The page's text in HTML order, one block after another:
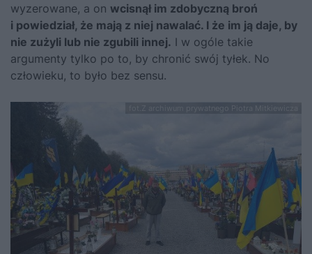
wyzerowane, a on wcisnął im zdobyczną broń
i powiedział, że mają z niej nawalać. I że im ją daje, by
nie zużyli lub nie zgubili innej. I w ogóle takie
argumenty tylko po to, by chronić swój tyłek. No
człowieku, to było bez sensu.
fot.Z archiwum prywatnego Piotra Mitkiewicza